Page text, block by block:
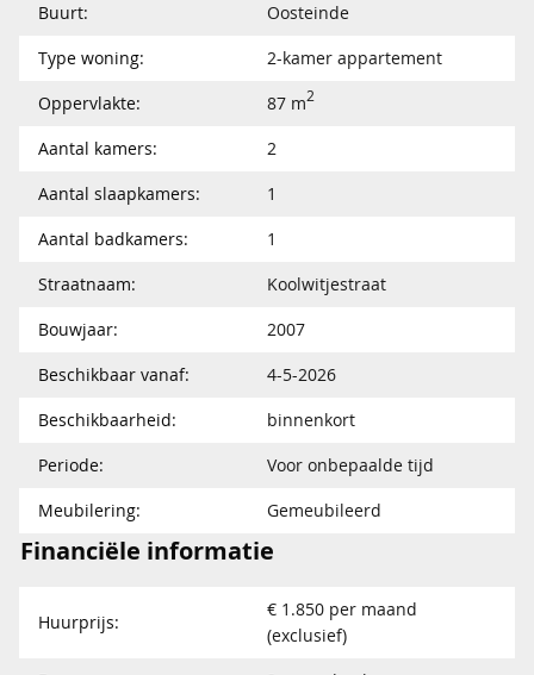
Buurt:
Oosteinde
Type woning:
2-kamer appartement
Oppervlakte:
87 m2
Aantal kamers:
2
Aantal slaapkamers:
1
Aantal badkamers:
1
Straatnaam:
Koolwitjestraat
Bouwjaar:
2007
Beschikbaar vanaf:
4-5-2026
Beschikbaarheid:
binnenkort
Periode:
Voor onbepaalde tijd
Meubilering:
Gemeubileerd
Financiële informatie
Huurprijs:
€ 1.850 per maand
(exclusief)